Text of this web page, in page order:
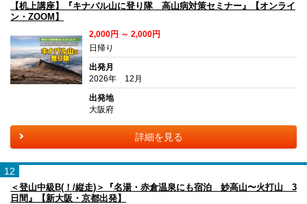
【机上講座】『キナバル山に登り隊 高山病対策セミナー』【オンライ
ン・ZOOM】
2,000円 ～ 2,000円
日帰り
出発月
2026年 12月
出発地
大阪府
詳細を見る
12
＜登山中級B(！/縦走)＞『名湯・赤倉温泉にも宿泊 妙高山〜火打山 3
日間』【新大阪・京都出発】